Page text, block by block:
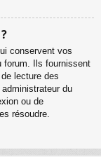
conservent vos
forum. Ils fournissent
lecture des
du
ou de
résoudre.